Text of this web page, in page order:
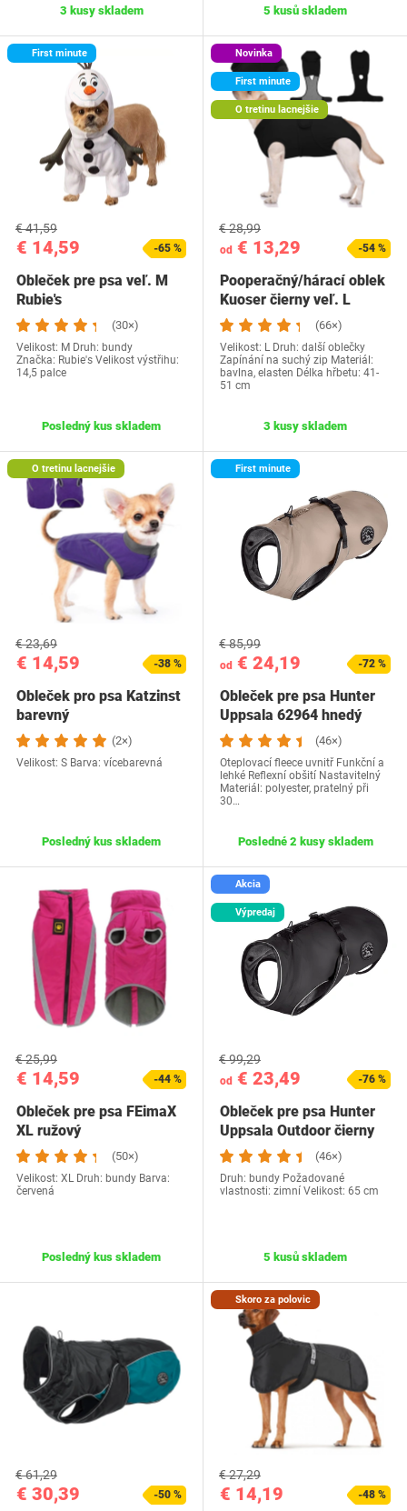
3 kusy skladem 5 kusů skladem
First minute
€ 14,59
€ 41,59
-65 %
Obleček pre psa veľ. M
Rubie's
(30×)
Velikost: M Druh: bundy
Značka: ‎Rubie's Velikost výstřihu:
14,5 palce
Posledný kus skladem
Novinka
First minute
O tretinu lacnejšie
od € 13,29
€ 28,99
-54 %
Pooperačný/hárací oblek
Kuoser čierny veľ. L
(66×)
Velikost: L Druh: další oblečky
Zapínání na suchý zip Materiál:
bavlna, elasten Délka hřbetu: 41-
51 cm
3 kusy skladem
O tretinu lacnejšie
€ 14,59
€ 23,69
-38 %
Obleček pro psa Katzinst
barevný
(2×)
Velikost: S Barva: vícebarevná
Posledný kus skladem
First minute
od € 24,19
€ 85,99
-72 %
Obleček pre psa Hunter
Uppsala 62964 hnedý
(46×)
Oteplovací fleece uvnitř Funkční a
lehké Reflexní obšití Nastavitelný
Materiál: polyester, pratelný při
30…
Posledné 2 kusy skladem
€ 14,59
€ 25,99
-44 %
Obleček pre psa FEimaX
XL ružový
(50×)
Velikost: XL Druh: bundy Barva:
červená
Posledný kus skladem
Akcia
Výpredaj
od € 23,49
€ 99,29
-76 %
Obleček pre psa Hunter
Uppsala Outdoor čierny
(46×)
Druh: bundy Požadované
vlastnosti: zimní Velikost: 65 cm
5 kusů skladem
€ 30,39
€ 61,29
-50 %
Skoro za polovic
€ 14,19
€ 27,29
-48 %